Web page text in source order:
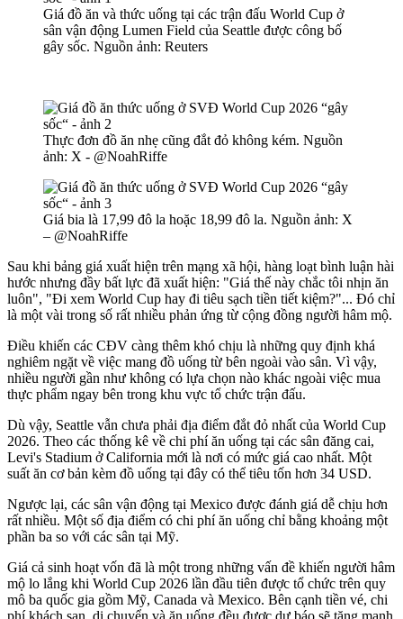
Giá đồ ăn và thức uống tại các trận đấu World Cup ở
sân vận động Lumen Field của Seattle được công bố
gây sốc. Nguồn ảnh: Reuters
Thực đơn đồ ăn nhẹ cũng đắt đỏ không kém. Nguồn
ảnh: X - @NoahRiffe
Giá bia là 17,99 đô la hoặc 18,99 đô la. Nguồn ảnh: X
– @NoahRiffe
Sau khi bảng giá xuất hiện trên mạng xã hội, hàng loạt bình luận hài
hước nhưng đầy bất lực đã xuất hiện: "Giá thế này chắc tôi nhịn ăn
luôn", "Đi xem World Cup hay đi tiêu sạch tiền tiết kiệm?"... Đó chỉ
là một vài trong số rất nhiều phản ứng từ cộng đồng người hâm mộ.
Điều khiến các CĐV càng thêm khó chịu là những quy định khá
nghiêm ngặt về việc mang đồ uống từ bên ngoài vào sân. Vì vậy,
nhiều người gần như không có lựa chọn nào khác ngoài việc mua
thực phẩm ngay bên trong khu vực tổ chức trận đấu.
Dù vậy, Seattle vẫn chưa phải địa điểm đắt đỏ nhất của World Cup
2026. Theo các thống kê về chi phí ăn uống tại các sân đăng cai,
Levi's Stadium ở California mới là nơi có mức giá cao nhất. Một
suất ăn cơ bản kèm đồ uống tại đây có thể tiêu tốn hơn 34 USD.
Ngược lại, các sân vận động tại Mexico được đánh giá dễ chịu hơn
rất nhiều. Một số địa điểm có chi phí ăn uống chỉ bằng khoảng một
phần ba so với các sân tại Mỹ.
Giá cả sinh hoạt vốn đã là một trong những vấn đề khiến người hâm
mộ lo lắng khi World Cup 2026 lần đầu tiên được tổ chức trên quy
mô ba quốc gia gồm Mỹ, Canada và Mexico. Bên cạnh tiền vé, chi
phí khách sạn, di chuyển và ăn uống đều được dự báo sẽ tăng mạnh